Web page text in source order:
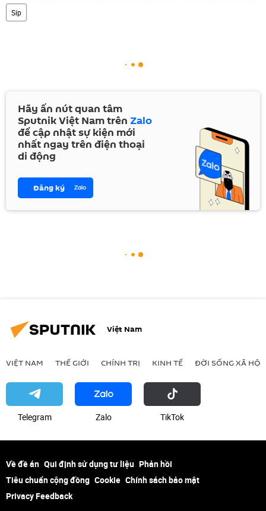
Síp
Hãy ấn nút quan tâm
Sputnik Việt Nam trên Zalo
để cập nhật sự kiện mới
nhất ngay trên điện thoại
di động
Đăng ký
Việt Nam
VIỆT NAM THẾ GIỚI CHÍNH TRỊ KINH TẾ ĐỜI SỐNG XÃ HỘI
Telegram Zalo ТikТоk
Về đề án Qui định sử dụng tư liệu Phản hồi
Tiêu chuẩn cộng đồng Cookie Chính sách bảo mật
Privacy Feedback